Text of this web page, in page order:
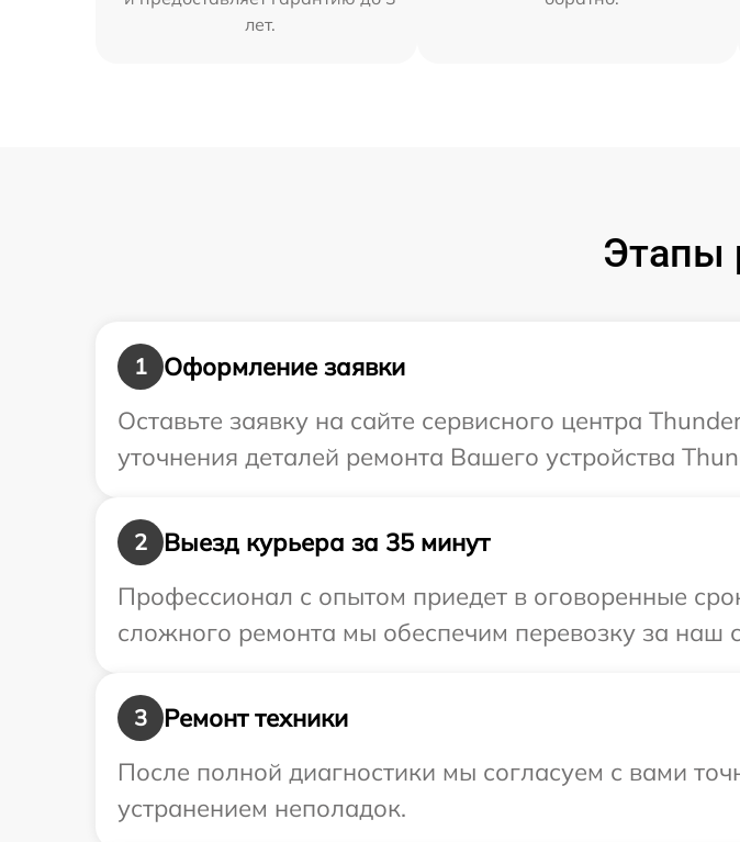
лет.
Этапы
1
Оформление заявки
Оставьте заявку на сайте сервисного центра
уточнения деталей ремонта Вашего устройства
2
Выезд курьера за 35 минут
Профессионал с опытом приедет в оговоренные
сложного ремонта мы обеспечим перевозку за наш
3
Ремонт техники
После полной диагностики мы согласуем с вами
устранением неполадок.